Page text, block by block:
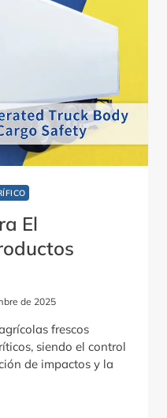
El
de 2025
frescos
siendo el control
de impactos y la